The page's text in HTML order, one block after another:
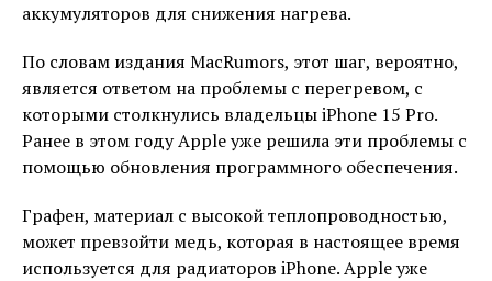
аккумуляторов для снижения нагрева.
По словам издания MacRumors, этот шаг, вероятно,
является ответом на проблемы с перегревом, с
которыми столкнулись владельцы iPhone 15 Pro.
Ранее в этом году Apple уже решила эти проблемы с
помощью обновления программного обеспечения.
Графен, материал с высокой теплопроводностью,
может превзойти медь, которая в настоящее время
используется для радиаторов iPhone. Apple уже